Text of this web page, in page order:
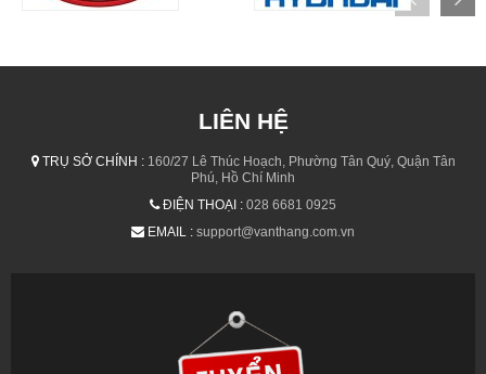
LIÊN HỆ
TRỤ SỞ CHÍNH :160/27 Lê Thúc Hoạch, Phường Tân Quý, Quận Tân
Phú, Hồ Chí Minh
ĐIỆN THOẠI : 028 6681 0925
EMAIL : support@vanthang.com.vn